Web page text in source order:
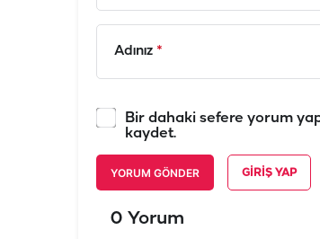
Adınız *
Bir dahaki sefere yorum
kaydet.
YORUM GÖNDER GIRIŞ YAP
0 Yorum